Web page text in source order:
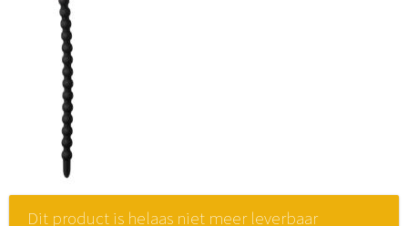
Dit product is helaas niet meer leverbaar